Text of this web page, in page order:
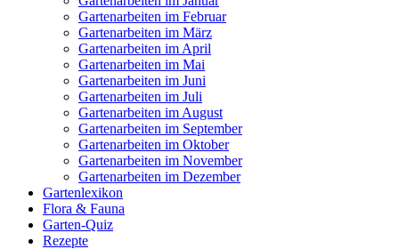
Gartenarbeiten im Februar
Gartenarbeiten im März
Gartenarbeiten im April
Gartenarbeiten im Mai
Gartenarbeiten im Juni
Gartenarbeiten im Juli
Gartenarbeiten im August
Gartenarbeiten im September
Gartenarbeiten im Oktober
Gartenarbeiten im November
Gartenarbeiten im Dezember
Gartenlexikon
Flora & Fauna
Garten-Quiz
Rezepte